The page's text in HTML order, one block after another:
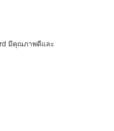
มีคุณภาพดีและ